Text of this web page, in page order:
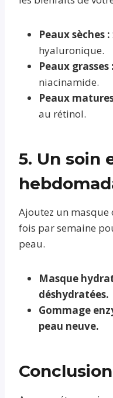
Peaux sèches :
hyaluronique.
Peaux grasses :
niacinamide.
Peaux
au rétinol.
5. Un soin
Ajoutez un
fois par semaine
peau.
Masque
déshydratées.
Gommage
peau neuve.
Conclusion